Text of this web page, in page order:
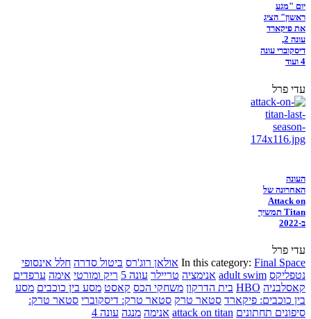
יום "מגע
ראשון" הציג
את פיקארד
עונה 2,
דיסקוברי עונה
4 ועוד
עדי פרל
העונה
האחרונה של
Attack on
Titan תמשיך
ב-2022
עדי פרל
In this category: Final Space אולאן רוג'רס ביטול סדרה חלל אינסופי
נטפליקס adult swim אנימציה טריילר עונה 5 ריק ומורטי אימה ערפדים
קאסלבניה HBO בית הדרקון משחקי הכס קאסט מסע בין כוכבים מסע
בין כוכבים: פיקארד סטאר טרק סטאר טרק: דיסקוברי סטאר טרק:
סיפונים תחתונים attack on titan אנימה מנגה עונה 4